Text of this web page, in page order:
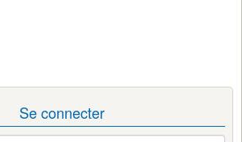
Se connecter